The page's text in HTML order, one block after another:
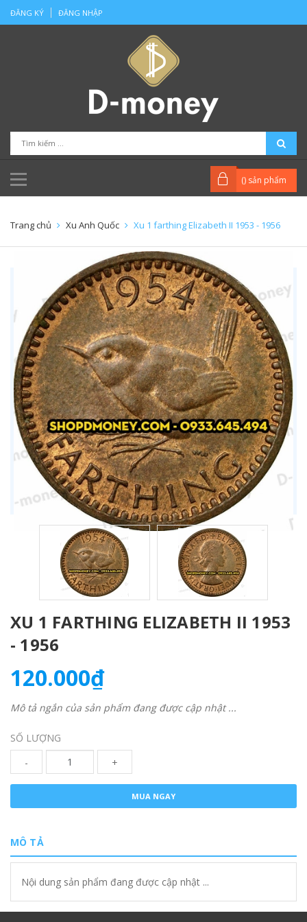
ĐĂNG KÝ ĐĂNG NHẬP
() sản phẩm
Trang chủ Xu Anh Quốc Xu 1 farthing Elizabeth II 1953 - 1956
XU 1 FARTHING ELIZABETH II 1953
- 1956
120.000₫
Mô tả ngắn của sản phẩm đang được cập nhật ...
SỐ LƯỢNG
-
+
MUA NGAY
MÔ TẢ
Nội dung sản phẩm đang được cập nhật ...